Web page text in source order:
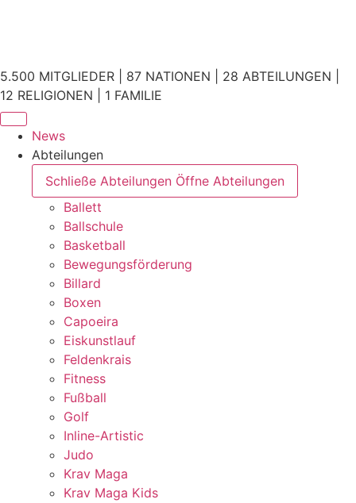
5.500 MITGLIEDER | 87 NATIONEN | 28 ABTEILUNGEN |
12 RELIGIONEN | 1 FAMILIE
News
Abteilungen
Schließe Abteilungen Öffne Abteilungen
Ballett
Ballschule
Basketball
Bewegungsförderung
Billard
Boxen
Capoeira
Eiskunstlauf
Feldenkrais
Fitness
Fußball
Golf
Inline-Artistic
Judo
Krav Maga
Krav Maga Kids